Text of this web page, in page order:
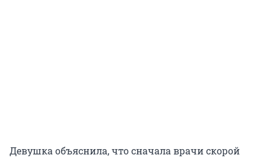
Девушка объяснила, что сначала врачи скорой